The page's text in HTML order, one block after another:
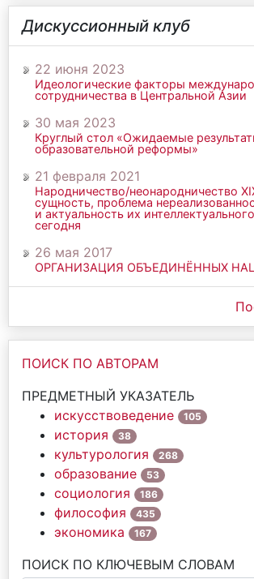
Дискуссионный клуб
22 июня 2023
Идеологические факторы
сотрудничества в Центральной Азии
30 мая 2023
Круглый стол «Ожидаемые
образовательной реформы»
21 февраля 2021
Народничество/неонародничество
сущность, проблема
и актуальность их
сегодня
26 мая 2017
ОРГАНИЗАЦИЯ ОБЪЕДИНЁННЫХ
ПОИСК ПО АВТОРАМ
ПРЕДМЕТНЫЙ УКАЗАТЕЛЬ
искусствоведение
105
история 38
культурология 268
образование 53
социология 186
философия 435
экономика 167
ПОИСК ПО КЛЮЧЕВЫМ СЛОВАМ